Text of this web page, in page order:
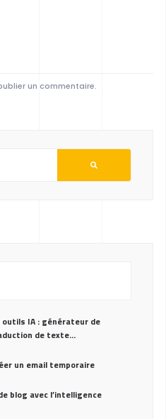
un commentaire.
outils IA : générateur de
de texte…
un email temporaire
blog avec l’intelligence